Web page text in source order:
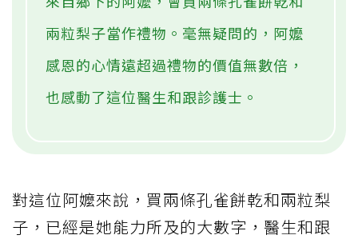
兩粒梨子當作禮物。毫無疑問的，阿嬤
感恩的心情遠超過禮物的價值無數倍，
也感動了這位醫生和跟診護士。
對這位阿嬤來說，買兩條孔雀餅乾和兩粒梨
子，已經是她能力所及的大數字，醫生和跟